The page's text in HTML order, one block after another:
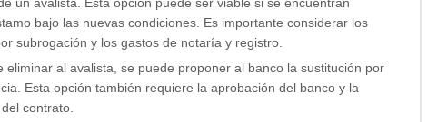
un avalista. Esta opción puede ser viable si se encuentran
bajo las nuevas condiciones. Es importante considerar los
subrogación y los gastos de notaría y registro.
eliminar al avalista, se puede proponer al banco la sustitución por
Esta opción también requiere la aprobación del banco y la
contrato.